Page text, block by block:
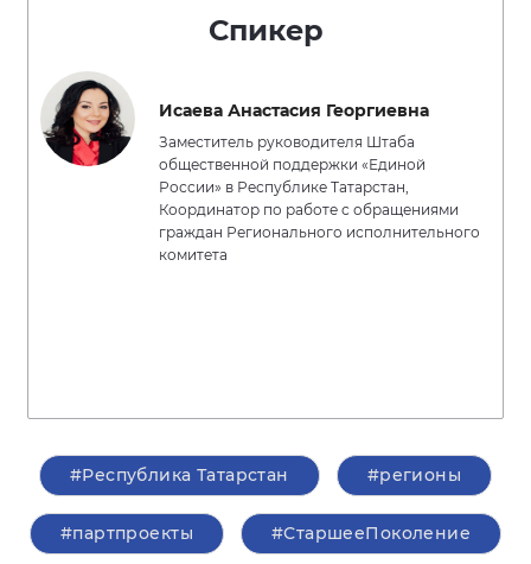
Спикер
Исаева Анастасия Георгиевна
Заместитель руководителя Штаба
общественной поддержки «Единой
России» в Республике Татарстан,
Координатор по работе с обращениями
граждан Регионального исполнительного
комитета
#Республика Татарстан #регионы
#партпроекты #СтаршееПоколение